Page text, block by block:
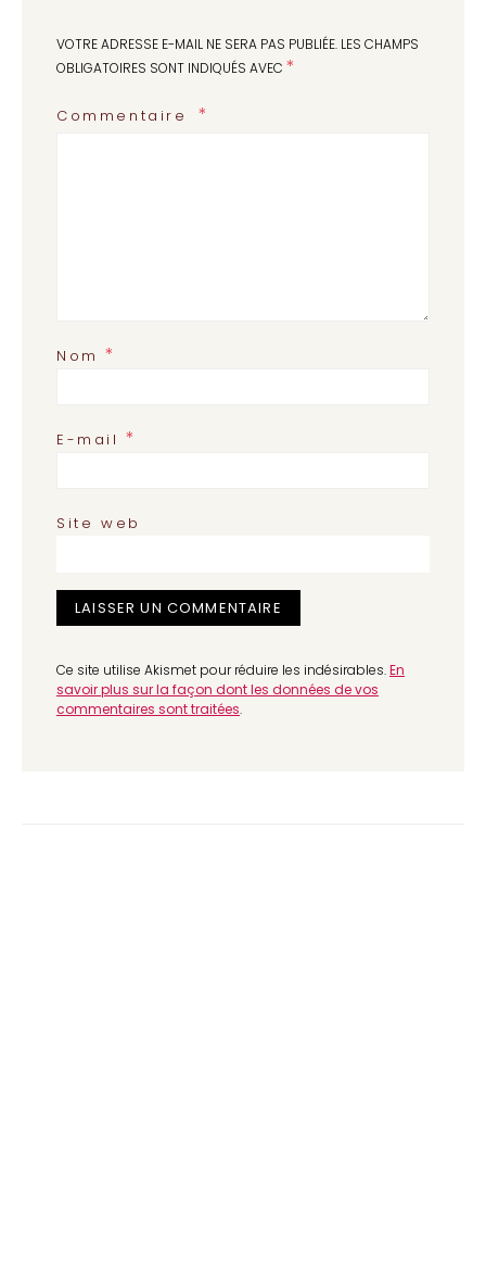
VOTRE ADRESSE E-MAIL NE SERA PAS PUBLIÉE. LES CHAMPS
OBLIGATOIRES SONT INDIQUÉS AVEC *
Commentaire
Nom*
E-mail*
Site web
Ce site utilise Akismet pour réduire les indésirables.En
savoir plus sur la façon dont les données de vos
commentaires sont traitées.